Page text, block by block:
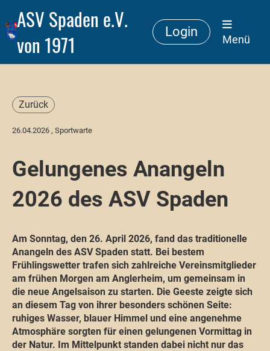
ASV Spaden e.V.
von 1971
Login
Menü
Zurück
26.04.2026 , Sportwarte
Gelungenes Anangeln
2026 des ASV Spaden
Am Sonntag, den 26. April 2026, fand das traditionelle
Anangeln des ASV Spaden statt. Bei bestem
Frühlingswetter trafen sich zahlreiche Vereinsmitglieder
am frühen Morgen am Anglerheim, um gemeinsam in
die neue Angelsaison zu starten. Die Geeste zeigte sich
an diesem Tag von ihrer besonders schönen Seite:
ruhiges Wasser, blauer Himmel und eine angenehme
Atmosphäre sorgten für einen gelungenen Vormittag in
der Natur. Im Mittelpunkt standen dabei nicht nur das